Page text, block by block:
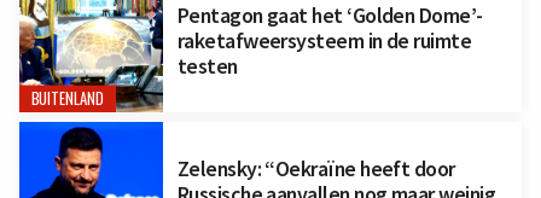
BUITENLAND
Pentagon gaat het ‘Golden Dome’-
raketafweersysteem in de ruimte
testen
Zelensky: “Oekraïne heeft door